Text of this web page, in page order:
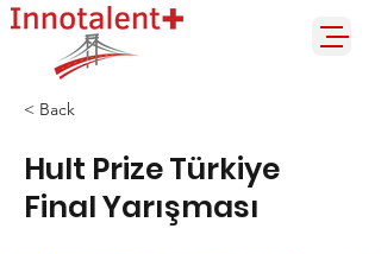
< Back
Hult Prize Türkiye
Final Yarışması